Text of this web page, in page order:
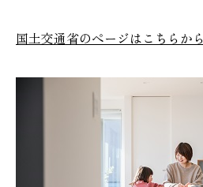
国土交通省のぺージはこちらから